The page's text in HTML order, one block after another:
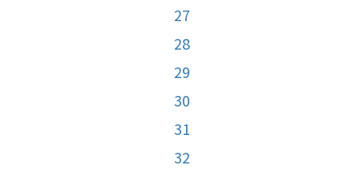
27
28
29
30
31
32